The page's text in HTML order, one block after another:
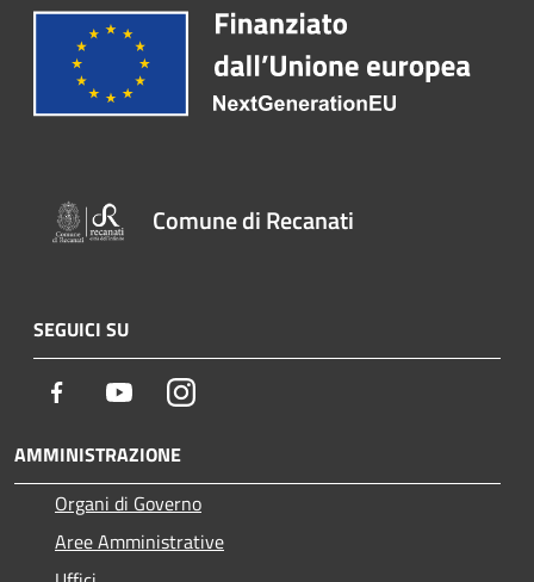
Comune di Recanati
SEGUICI SU
Facebook YoutubeInstagram
AMMINISTRAZIONE
Organi di Governo
Aree Amministrative